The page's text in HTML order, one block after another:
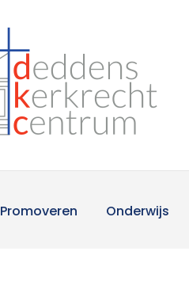
Promoveren Onderwijs